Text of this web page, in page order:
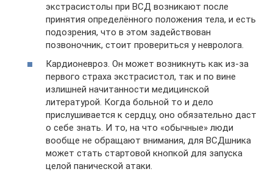
экстрасистолы при ВСД возникают после
принятия определённого положения тела, и есть
подозрения, что в этом задействован
позвоночник, стоит провериться у невролога.
Кардионевроз. Он может возникнуть как из-за
первого страха экстрасистол, так и по вине
излишней начитанности медицинской
литературой. Когда больной то и дело
прислушивается к сердцу, оно обязательно даст
о себе знать. И то, на что «обычные» люди
вообще не обращают внимания, для ВСДшника
может стать стартовой кнопкой для запуска
целой панической атаки.